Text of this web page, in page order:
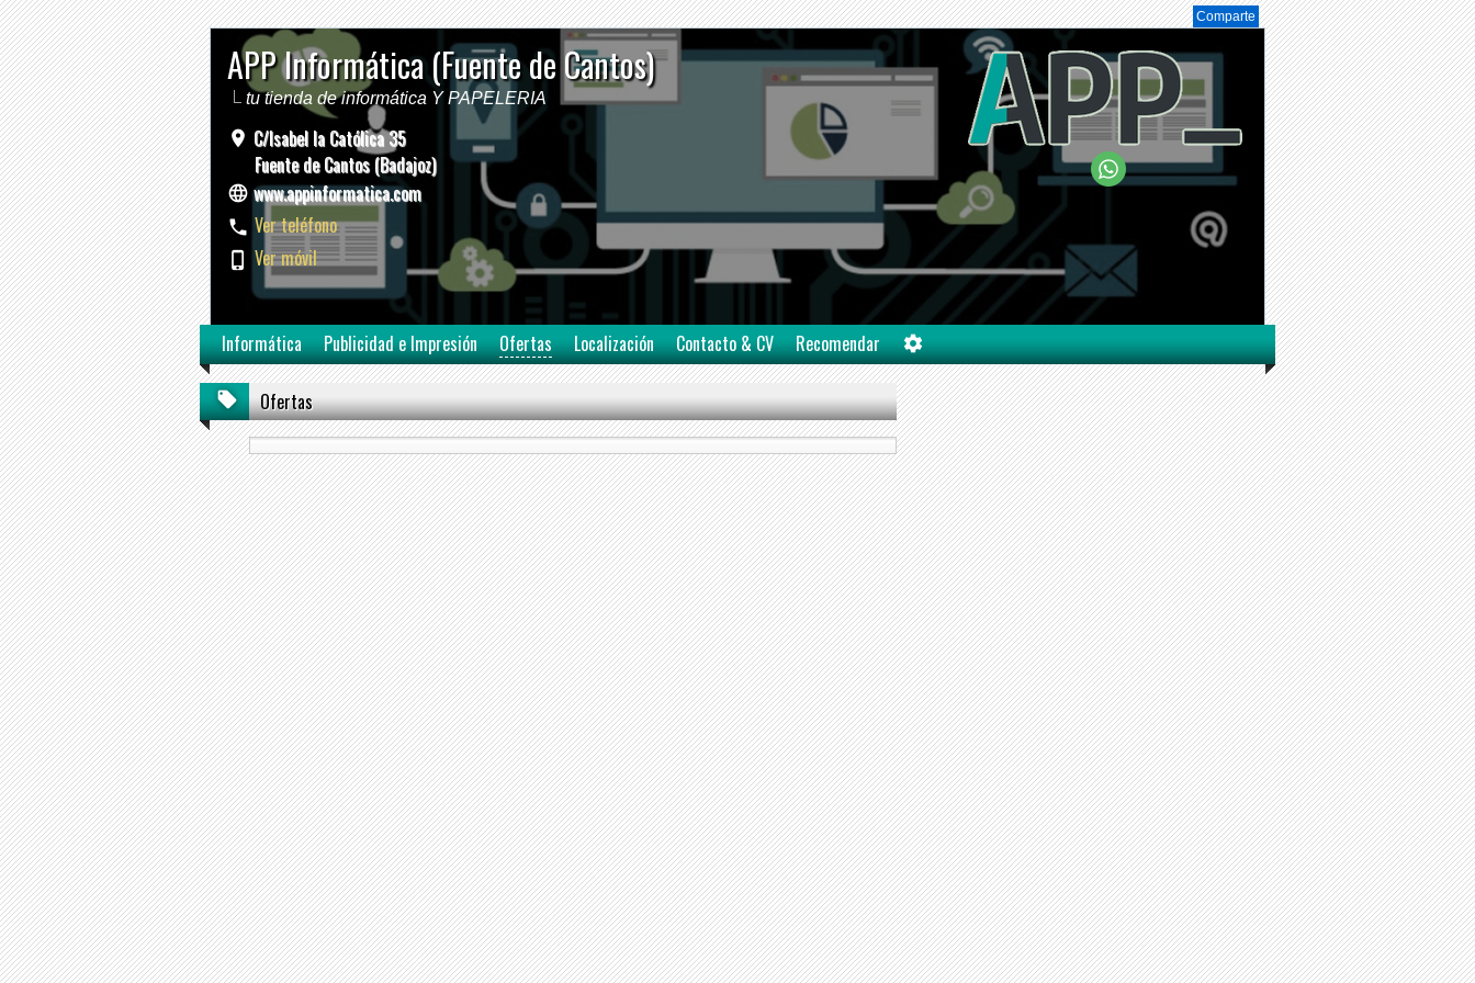
Comparte
APP Informática (Fuente de Cantos)
tu tienda de informática Y PAPELERIA
C/Isabel la Católica 35
Fuente de Cantos (Badajoz)
www.appinformatica.com
Ver teléfono
Ver móvil
Informática Publicidad e Impresión Ofertas Localización Contacto & CV Recomendar
Ofertas